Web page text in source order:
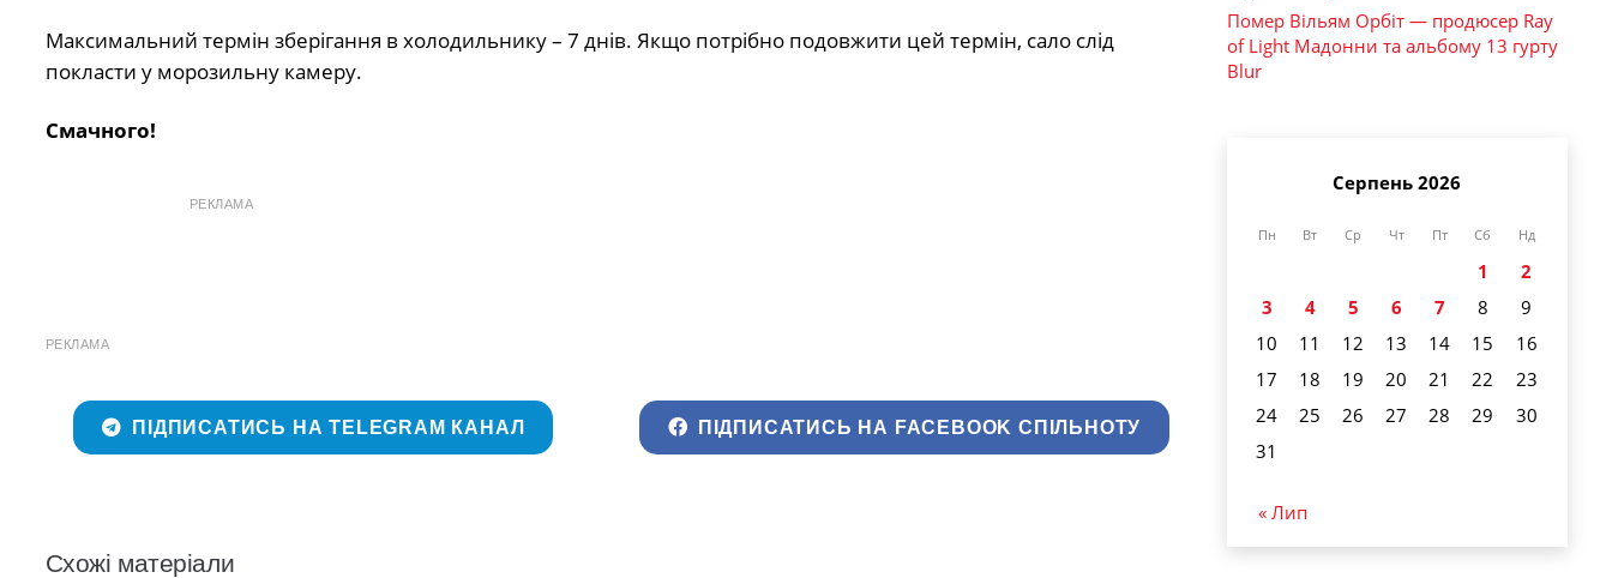
Максимальний термін зберігання в холодильнику – 7 днів. Якщо потрібно подовжити цей термін, сало слід
покласти у морозильну камеру.
Смачного!
РЕКЛАМА
РЕКЛАМА
ПІДПИСАТИСЬ НА TELEGRAM КАНАЛ ПІДПИСАТИСЬ НА FACEBOOK СПІЛЬНОТУ
Схожі матеріали
Помер Вільям Орбіт — продюсер Ray
of Light Мадонни та альбому 13 гурту
Blur
Серпень 2026
Пн Вт Ср Чт Пт Сб Нд
1
2
3
4 5 6 7 8
9
10
11 12 13 14 15
16
17
18 19 20 21 22
23
24
25 26 27 28 29
30
31
« Лип